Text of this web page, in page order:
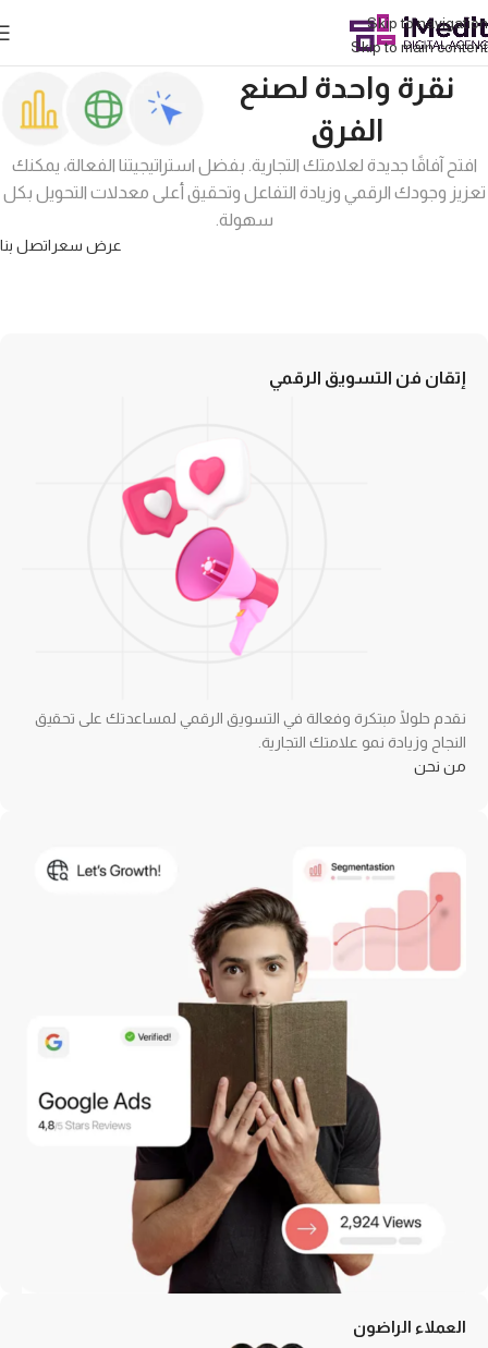
Skip to navigation
Skip to main content
نقرة واحدة لصنع
الفرق
افتح آفاقًا جديدة لعلامتك التجارية. بفضل استراتيجيتنا الفعالة، يمكنك
تعزيز وجودك الرقمي وزيادة التفاعل وتحقيق أعلى معدلات التحويل بكل
سهولة.
اتصل بنا عرض سعر
إتقان فن التسويق الرقمي
نقدم حلولًا مبتكرة وفعالة في التسويق الرقمي لمساعدتك على تحقيق
النجاح وزيادة نمو علامتك التجارية.
من نحن
العملاء الراضون